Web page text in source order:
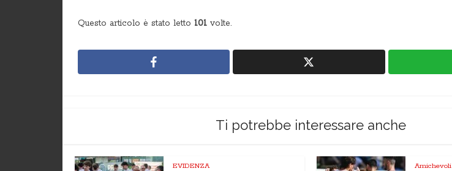
Questo articolo è stato letto 101 volte.
Ti potrebbe interessare anche
EVIDENZA Amichevoli